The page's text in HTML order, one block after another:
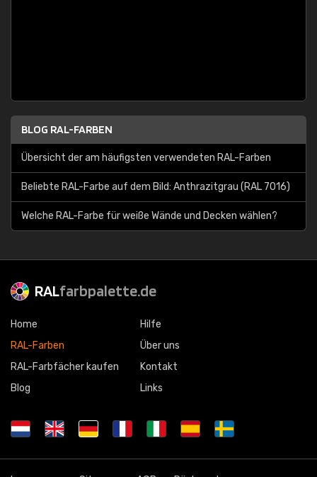
BLOG RAL-FARBEN
Übersicht der am häufigsten verwendeten RAL-Farben
Beliebte RAL-Farbe auf dem Bild: Anthrazitgrau (RAL 7016)
Welche RAL-Farbe für weiße Wände und Decken wählen?
RALfarbpalette.de
Home
RAL-Farben
RAL-Farbfächer kaufen
Blog
Hilfe
Über uns
Kontakt
Links